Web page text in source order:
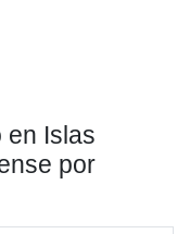
en Islas
por